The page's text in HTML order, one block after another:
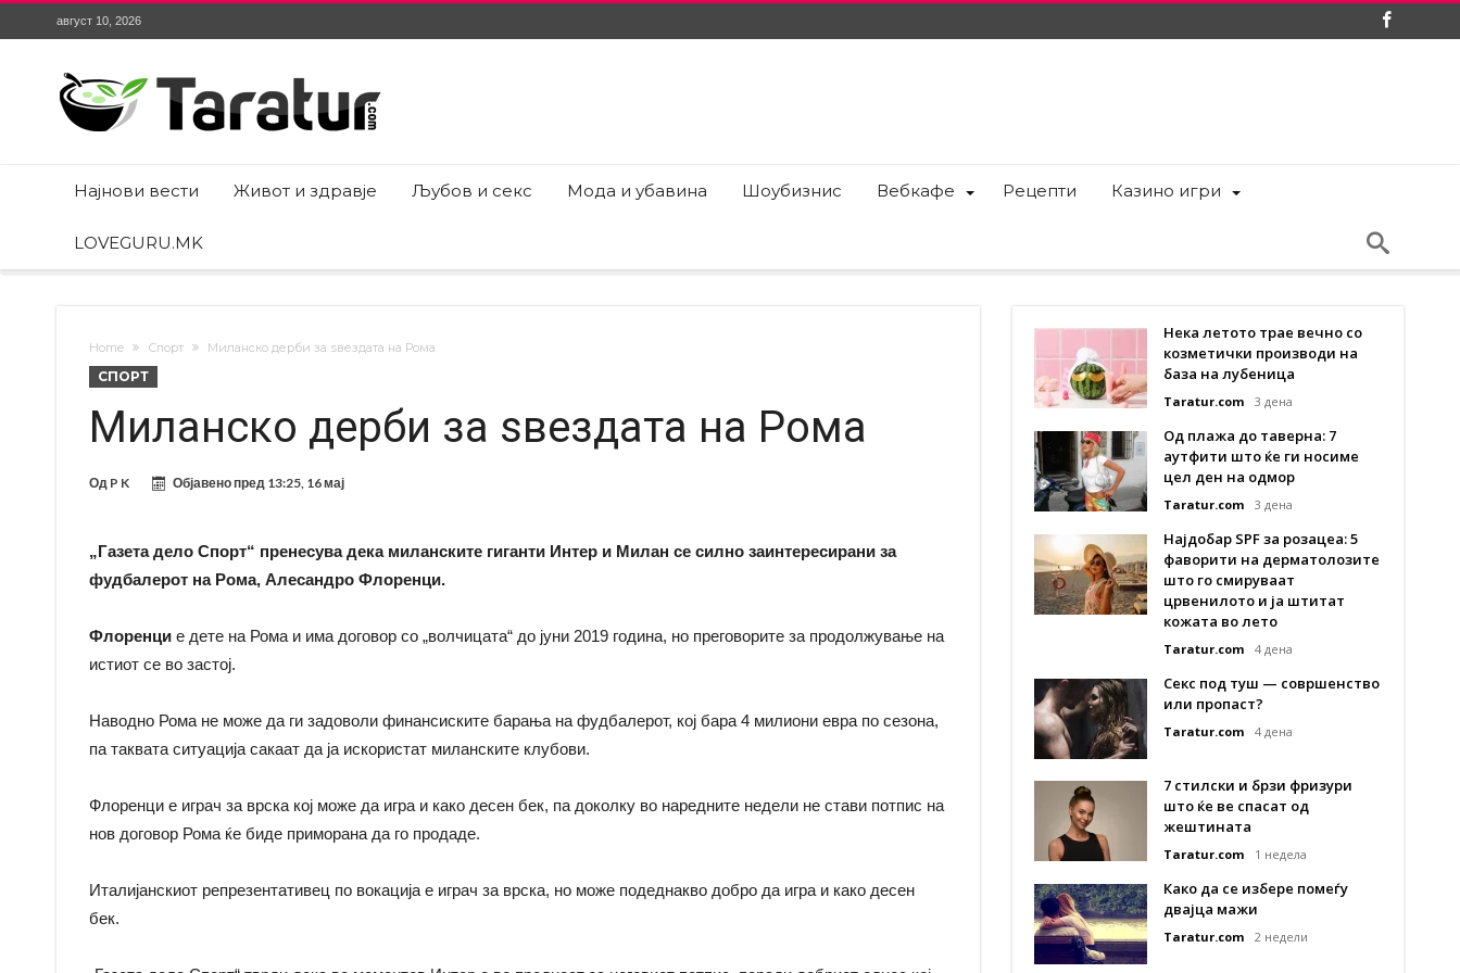
август 10, 2026
Најнови вести Живот и здравје Љубов и секс Мода и убавина Шоубизнис Вебкафе Рецепти Казино игри
LOVEGURU.MK
Home Спорт Миланско дерби за ѕвездата на Рома
СПОРТ
Миланско дерби за ѕвездата на Рома
Од P K Објавено пред 13:25, 16 мај
„Газета дело Спорт“ пренесува дека миланските гиганти Интер и Милан се силно заинтересирани за
фудбалерот на Рома, Алесандро Флоренци.
Флоренци е дете на Рома и има договор со „волчицата“ до јуни 2019 година, но преговорите за продолжување на
истиот се во застој.
Наводно Рома не може да ги задоволи финансиските барања на фудбалерот, кој бара 4 милиони евра по сезона,
па таквата ситуација сакаат да ја искористат миланските клубови.
Флоренци е играч за врска кој може да игра и како десен бек, па доколку во наредните недели не стави потпис на
нов договор Рома ќе биде приморана да го продаде.
Италијанскиот репрезентативец по вокација е играч за врска, но може подеднакво добро да игра и како десен
бек.
Нека летото трае вечно со
козметички производи на
база на лубеница
Taratur.com 3 дена
Од плажа до таверна: 7
аутфити што ќе ги носиме
цел ден на одмор
Taratur.com 3 дена
Најдобар SPF за розацеа: 5
фаворити на дерматолозите
што го смируваат
црвенилото и ја штитат
кожата во лето
Taratur.com 4 дена
Секс под туш — совршенство
или пропаст?
Taratur.com 4 дена
7 стилски и брзи фризури
што ќе ве спасат од
жештината
Taratur.com 1 недела
Како да се избере помеѓу
двајца мажи
Taratur.com 2 недели